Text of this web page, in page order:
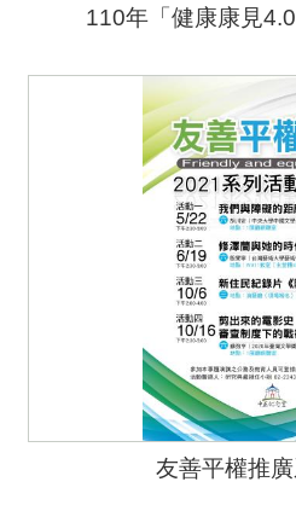
110年「健康康見
友善平權推